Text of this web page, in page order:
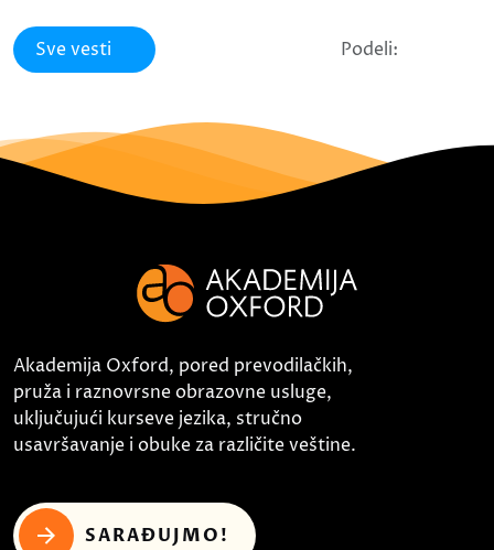
Sve vesti Podeli:
Akademija Oxford, pored prevodilačkih,
pruža i raznovrsne obrazovne usluge,
uključujući kurseve jezika, stručno
usavršavanje i obuke za različite veštine.
SARAĐUJMO!